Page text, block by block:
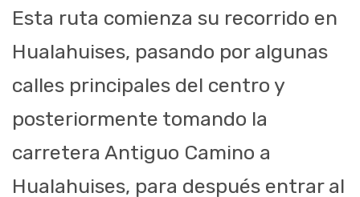
Esta ruta comienza su recorrido en
Hualahuises, pasando por algunas
calles principales del centro y
posteriormente tomando la
carretera Antiguo Camino a
Hualahuises, para después entrar al